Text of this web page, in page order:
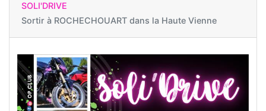
SOLI'DRIVE
Sortir à ROCHECHOUART dans la Haute Vienne